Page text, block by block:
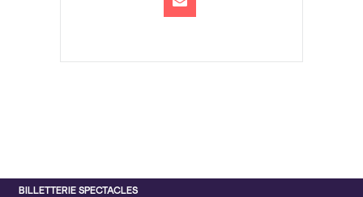
BILLETTERIE SPECTACLES